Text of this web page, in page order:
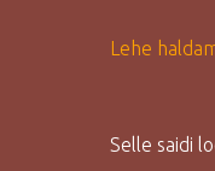
Lehe
Selle saidi